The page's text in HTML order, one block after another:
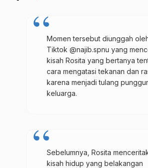
Momen tersebut diunggah
Tiktok @najib.spnu yang
kisah Rosita yang bertanya
cara mengatasi tekanan dan
karena menjadi tulang
keluarga.
Sebelumnya, Rosita
kisah hidup yang belakangan